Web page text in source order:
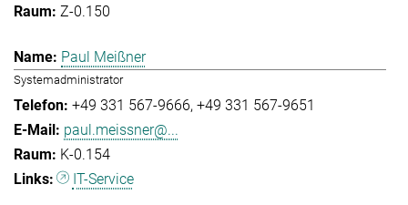
Z-0.150
Paul Meißner
Systemadministrator
+49 331 567-9666 +49 331 567-9651
paul.meissner@...
K-0.154
IT-Service